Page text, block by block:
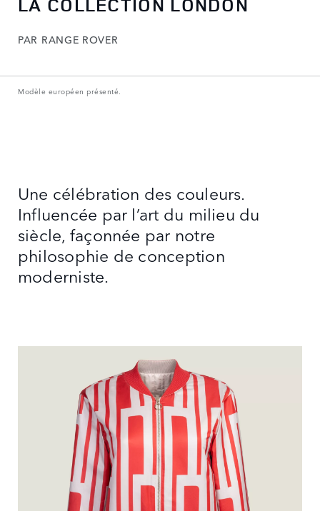
PAR RANGE ROVER
Modèle européen présenté.
Une célébration des couleurs.
Influencée par l’art du milieu du
siècle, façonnée par notre
philosophie de conception
moderniste.